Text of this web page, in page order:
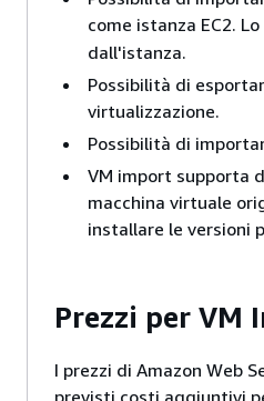
come istanza EC2.
dall'istanza.
Possibilità di
virtualizzazione.
Possibilità di
VM import supporta
macchina virtuale
installare le versioni
Prezzi per
I prezzi di Amazon Web
previsti costi aggiuntivi